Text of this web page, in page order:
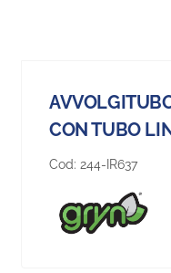
CON TUBO
Cod: 244-IR637